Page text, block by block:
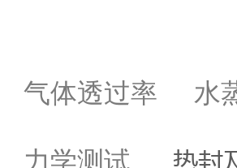
气体透过率 水
力学测试 热封